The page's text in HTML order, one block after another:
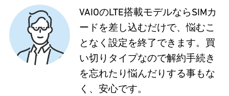
VAIOのLTE搭載モデルならSIMカ
ードを差し込むだけで、悩むこ
となく設定を終了できます。買
い切りタイプなので解約手続き
を忘れたり悩んだりする事もな
く、安心です。